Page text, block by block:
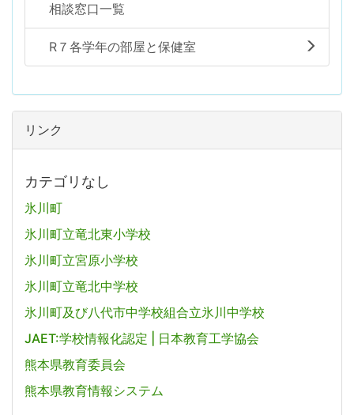
相談窓口一覧
R７各学年の部屋と保健室
リンク
カテゴリなし
氷川町
氷川町立竜北東小学校
氷川町立宮原小学校
氷川町立竜北中学校
氷川町及び八代市中学校組合立氷川中学校
JAET:学校情報化認定 | 日本教育工学協会
熊本県教育委員会
熊本県教育情報システム